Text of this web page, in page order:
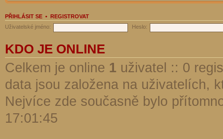
PŘIHLÁSIT SE • REGISTROVAT
Uživatelské jméno:
Heslo:
KDO JE ONLINE
Celkem je online 1 uživatel :: 0
data jsou založena na uživatelích,
Nejvíce zde současně bylo
17:01:45